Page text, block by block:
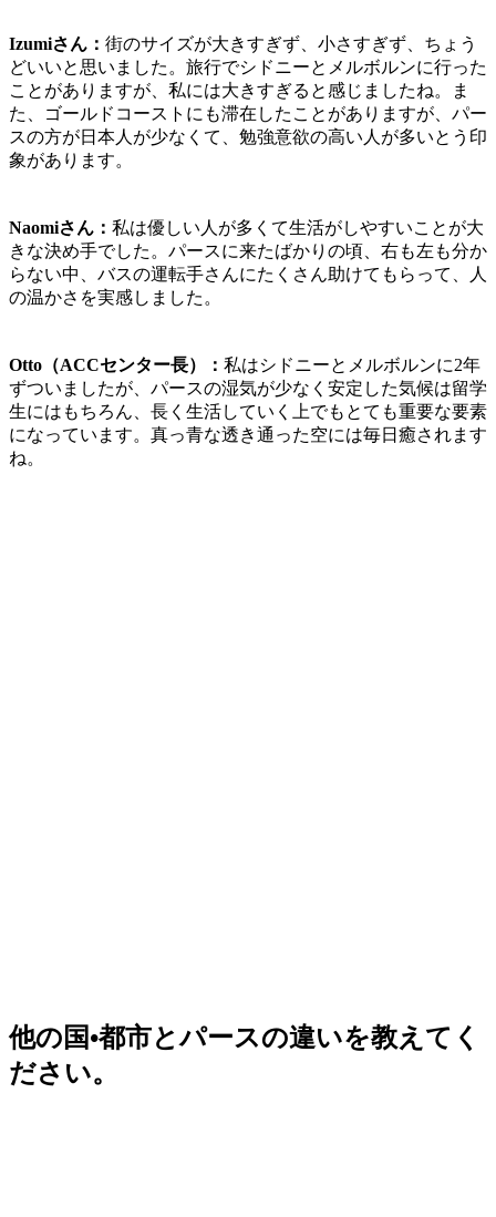
Izumiさん： 街のサイズが大きすぎず、小さすぎず、ちょう
どいいと思いました。旅行でシドニーとメルボルンに行った
ことがありますが、私には大きすぎると感じましたね。ま
た、ゴールドコーストにも滞在したことがありますが、 パー
スの方が日本人が少なくて、勉強意欲の高い人が多いとう印
象があります。
Naomiさん： 私は優しい人が多くて生活がしやすいことが大
きな決め手でした。パースに来たばかりの頃、右も左も分か
らない中、バスの運転手さんにたくさん助けてもらって、
人
の温かさを実感しました。
Otto（ACCセンター長）： 私はシドニーとメルボルンに2年
ずついましたが、 パースの湿気が少なく安定した気候は留学
生にはもちろん、長く生活していく上でもとても重要な要素
になっています。 真っ青な透き通った空には毎日癒されます
ね。
他の国•都市とパースの違いを教えてく
ださい。